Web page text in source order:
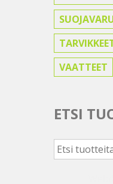
VAATTEET
ETSI
Etsi: